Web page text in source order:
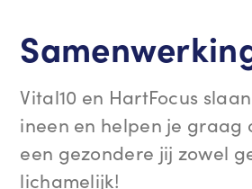
Vital10 en HartFocus
ineen en helpen je graag
een gezondere jij zowel
lichamelijk!